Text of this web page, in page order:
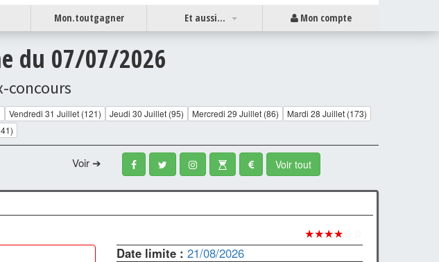
Mon.toutgagner Et aussi... Mon compte
du 07/07/2026
concours
Vendredi 31 Juillet (121) Jeudi 30 Juillet (95) Mercredi 29 Juillet (86)
Mardi 28 Juillet (173)
Voir ➔ Voir tout
★★★★
Date limite :21/08/2026